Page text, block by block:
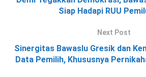
Siap Hadapi RUU
Next Post
Sinergitas Bawaslu Gresik dan
Data Pemilih, Khususnya